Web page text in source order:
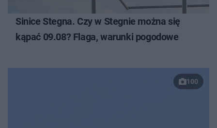
Sinice Stegna. Czy w Stegnie można się
kąpać 09.08? Flaga, warunki pogodowe
100